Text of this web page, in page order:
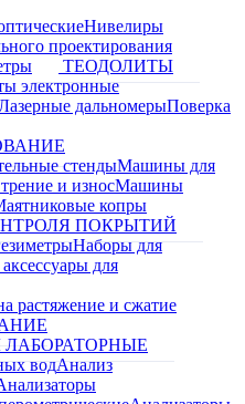
Нивелиры
проектирования
ТЕОДОЛИТЫ
электронные
дальномерыПоверка
стендыМашины для
и износМашины
копры
ПОКРЫТИЙ
Наборы для
для
растяжение и сжатие
водАнализ